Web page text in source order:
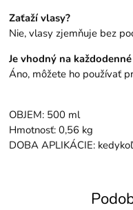
Zaťaží vlasy?
Nie, vlasy zjemňuje bez
Je vhodný na
Áno, môžete ho používať
OBJEM: 500 ml
Hmotnosť: 0,56 kg
DOBA APLIKÁCIE: